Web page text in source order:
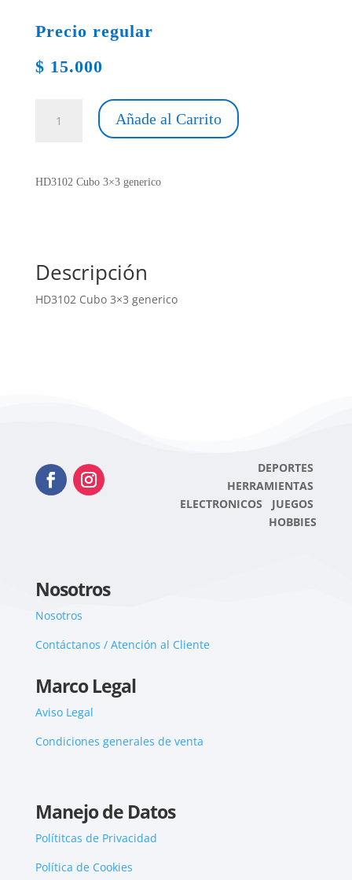
Precio regular
$ 15.000
Cubo
cantidad
Añade al Carrito
HD3102 Cubo 3×3 generico
Descripción
HD3102 Cubo 3×3 generico
DEPORTES
HERRAMIENTAS
ELECTRONICOS JUEGOS
HOBBIES
Nosotros
Nosotros
Contáctanos / Atención al Cliente
Marco Legal
Aviso Legal
Condiciones generales de venta
Manejo de Datos
Polítitcas de Privacidad
Política de Cookies